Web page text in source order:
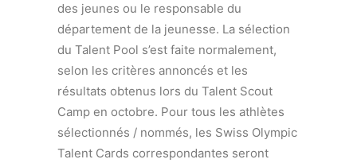
des jeunes ou le responsable du
département de la jeunesse. La sélection
du Talent Pool s’est faite normalement,
selon les critères annoncés et les
résultats obtenus lors du Talent Scout
Camp en octobre. Pour tous les athlètes
sélectionnés / nommés, les Swiss Olympic
Talent Cards correspondantes seront